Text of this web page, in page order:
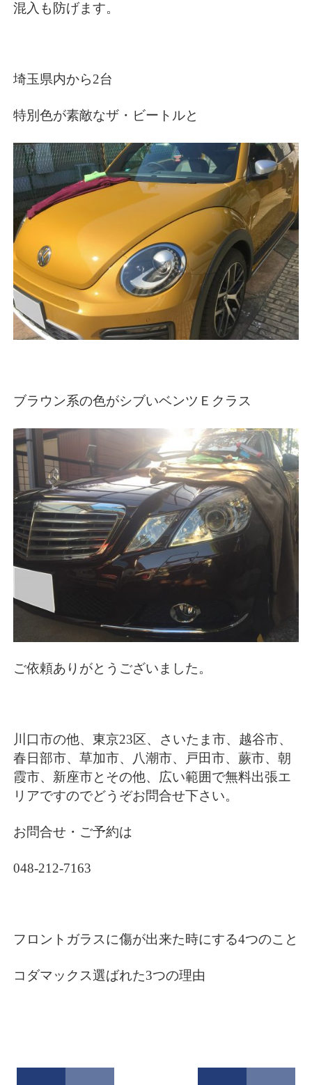
混入も防げます。
埼玉県内から2台
特別色が素敵なザ・ビートルと
ブラウン系の色がシブいベンツＥクラス
ご依頼ありがとうございました。
川口市の他、東京23区、さいたま市、越谷市、
春日部市、草加市、八潮市、戸田市、蕨市、朝
霞市、新座市とその他、広い範囲で無料出張エ
リアですのでどうぞお問合せ下さい。
お問合せ・ご予約は
048-212-7163
フロントガラスに傷が出来た時にする4つのこと
コダマックス選ばれた3つの理由